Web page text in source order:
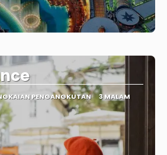
PENGANGKUTAN 3 MALAM